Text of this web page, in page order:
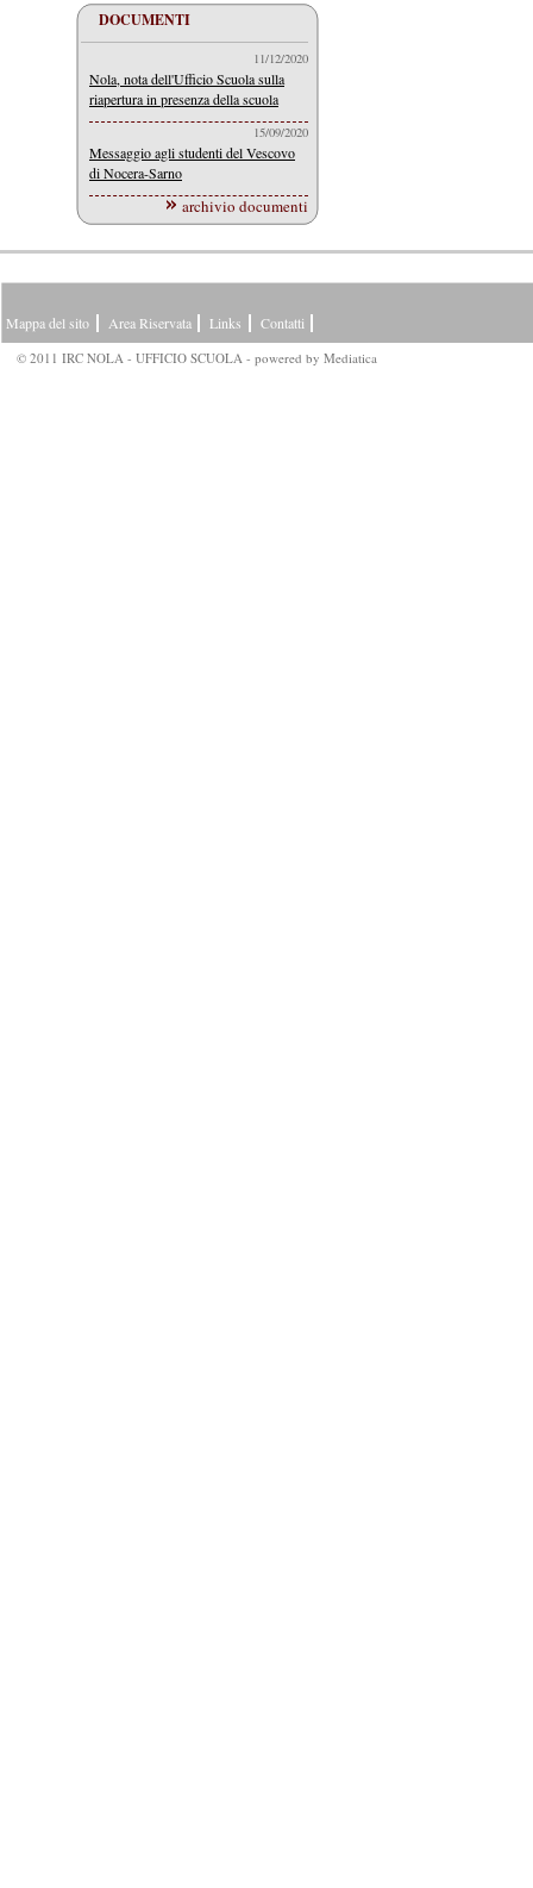
DOCUMENTI
11/12/2020
Nola, nota dell'Ufficio Scuola sulla
riapertura in presenza della scuola
15/09/2020
Messaggio agli studenti del Vescovo
di Nocera-Sarno
archivio documenti
Mappa del sito Area Riservata Links Contatti
© 2011 IRC NOLA - UFFICIO SCUOLA - powered by Mediatica